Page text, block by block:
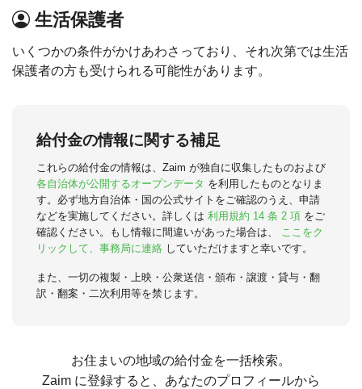
生活保護者
いくつかの条件がかけあわさっており、それ次第では生活
保護者の方も受けられる可能性があります。
給付金の情報に関する補足
これらの給付金の情報は、Zaim が独自に収集したものおよび
各自治体が公開するオープンデータ を利用したものとなりま
す。必ず地方自治体・国の公式サイトをご確認のうえ、申請
などを実施してください。詳しくは 利用規約 14 条 2 項 をご
確認ください。もし情報に間違いがあった場合は、
ここをク
リックして、事務局に連絡 していただけますと幸いです。
また、一切の複製・上映・公衆送信・頒布・譲渡・貸与・翻
訳・翻案・二次利用等を禁じます。
お住まいの地域の給付金を一括検索。
Zaim に登録すると、あなたのプロフィールから